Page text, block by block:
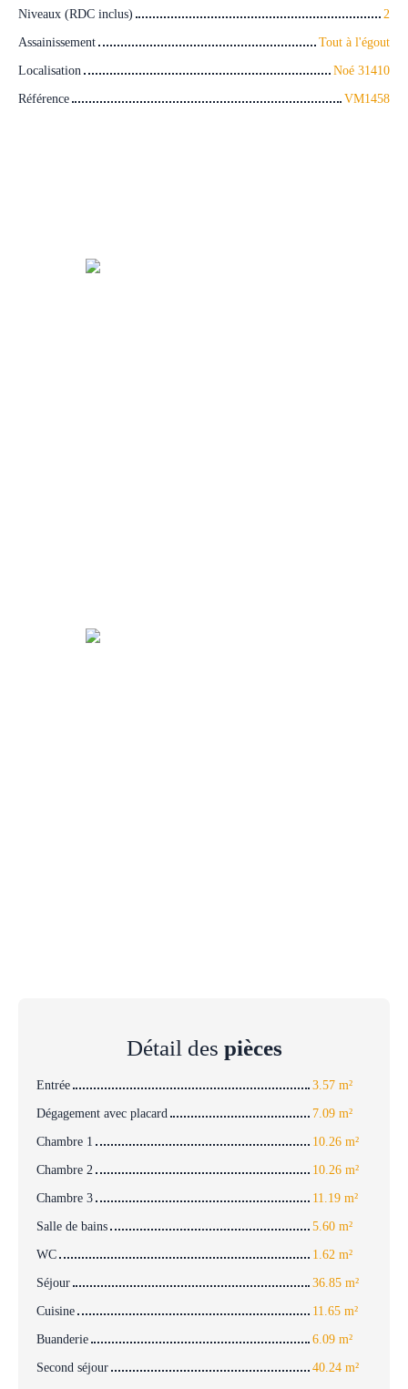
Niveaux (RDC inclus)
2
Assainissement
Tout à l'égout
Localisation
Noé 31410
Référence
VM1458
Détail des pièces
Entrée
3.57 m²
Dégagement avec placard
7.09 m²
Chambre 1
10.26 m²
Chambre 2
10.26 m²
Chambre 3
11.19 m²
Salle de bains
5.60 m²
WC
1.62 m²
Séjour
36.85 m²
Cuisine
11.65 m²
Buanderie
6.09 m²
Second séjour
40.24 m²